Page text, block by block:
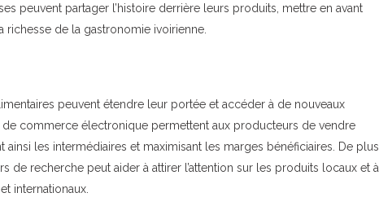
peuvent partager l’histoire derrière leurs produits, mettre en avant
de la gastronomie ivoirienne.
peuvent étendre leur portée et accéder à de nouveaux
de commerce électronique permettent aux producteurs de vendre
les intermédiaires et maximisant les marges bénéficiaires. De plus,
de recherche peut aider à attirer l’attention sur les produits locaux et à
internationaux.